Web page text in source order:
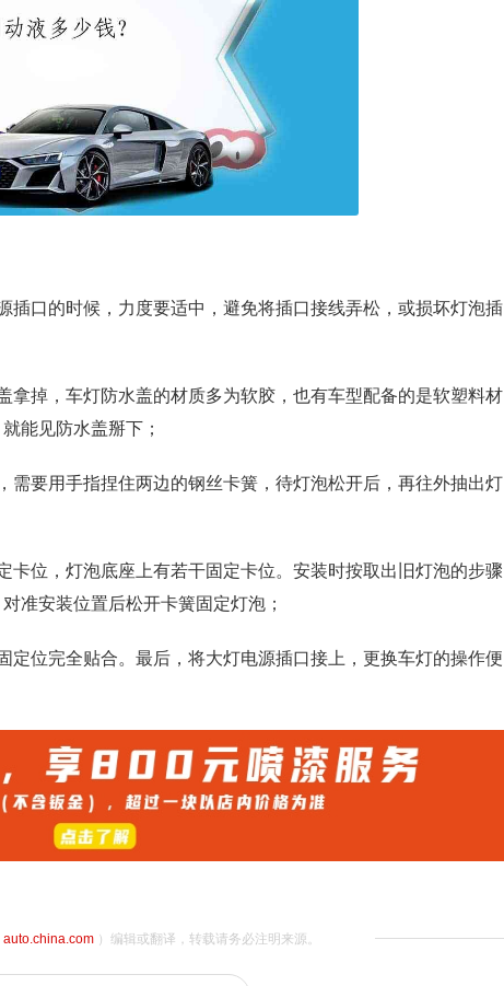
插口的时候，力度要适中，避免将插口接线弄松，或损坏灯泡插
拿掉，车灯防水盖的材质多为软胶，也有车型配备的是软塑料材
能见防水盖掰下；
需要用手指捏住两边的钢丝卡簧，待灯泡松开后，再往外抽出灯
卡位，灯泡底座上有若干固定卡位。安装时按取出旧灯泡的步骤
准安装位置后松开卡簧固定灯泡；
定位完全贴合。最后，将大灯电源插口接上，更换车灯的操作便
auto.china.com）编辑或翻译，转载请务必注明来源。